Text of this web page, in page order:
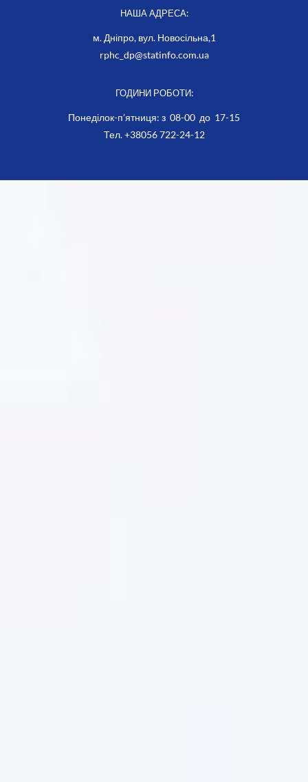
НАША АДРЕСА:
м. Дніпро, вул. Новосільна,1
rphc_dp@statinfo.com.ua
ГОДИНИ РОБОТИ:
Понеділок-п’ятниця: з 08-00 до 17-15
Тел. +38056 722-24-12